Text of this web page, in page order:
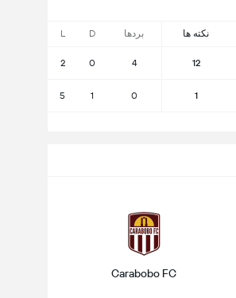
نکته ها بردها D
L
12
4
0
2
1
0
1
5
Carabobo FC